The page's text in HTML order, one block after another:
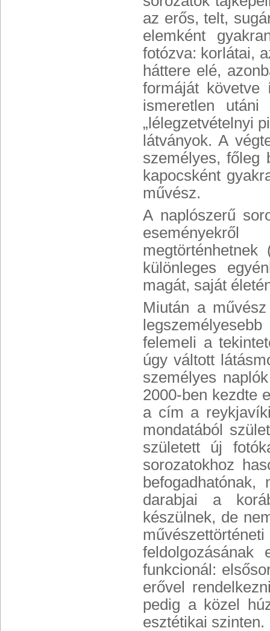
az erős, telt,
elemként
fotózva: korlátai,
háttere elé,
formáját követve
ismeretlen
„lélegzetvételnyi
látványok. A
személyes, főleg
kapocsként
művész.
A naplószerű
különleges
magát, saját
Miután a
felemeli a
úgy váltott
személyes
2000-ben kezdte
a cím a
mondatából
született új
sorozatokhoz
darabjai a
készülnek, de
funkcionál:
erővel
pedig a közel
esztétikai szinten.